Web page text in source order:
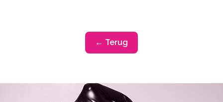
← Terug